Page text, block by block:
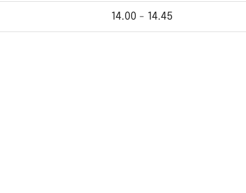
14.00 - 14.45